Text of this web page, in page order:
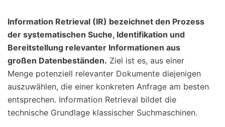
Information Retrieval (IR) bezeichnet den Prozess
der systematischen Suche, Identifikation und
Bereitstellung relevanter Informationen aus
großen Datenbeständen. Ziel ist es, aus einer
Menge potenziell relevanter Dokumente diejenigen
auszuwählen, die einer konkreten Anfrage am besten
entsprechen. Information Retrieval bildet die
technische Grundlage klassischer Suchmaschinen.